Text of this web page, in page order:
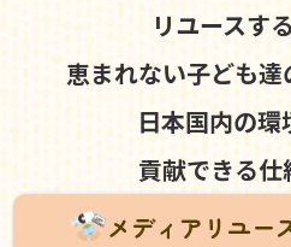
リユースす
恵まれない子ども達
日本国内の環
貢献できる仕
メディアリユー